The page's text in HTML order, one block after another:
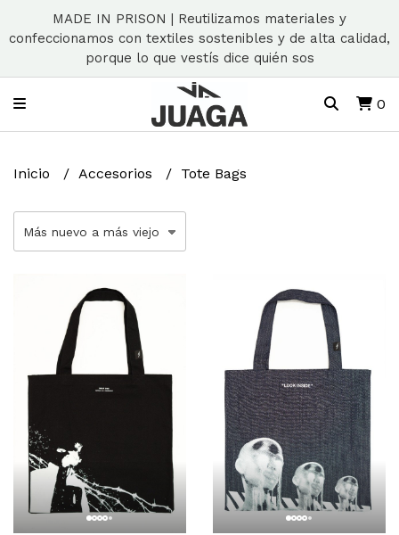
MADE IN PRISON | Reutilizamos materiales y
confeccionamos con textiles sostenibles y de alta calidad,
porque lo que vestís dice quién sos
0
Inicio Accesorios Tote Bags